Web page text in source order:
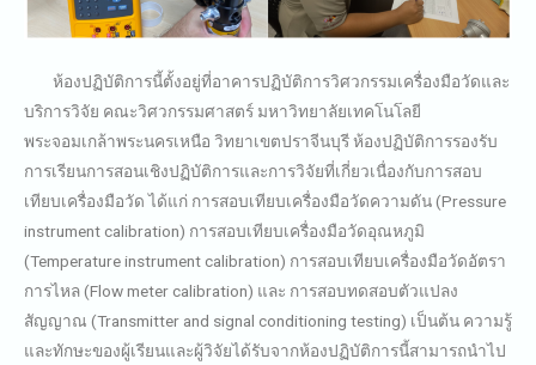
ห้องปฏิบัติการนี้ตั้งอยู่ที่อาคารปฏิบัติการวิศวกรรมเครื่องมือวัดและ
บริการวิจัย คณะวิศวกรรมศาสตร์ มหาวิทยาลัยเทคโนโลยี
พระจอมเกล้าพระนครเหนือ วิทยาเขตปราจีนบุรี ห้องปฏิบัติการรองรับ
การเรียนการสอนเชิงปฏิบัติการและการวิจัยที่เกี่ยวเนื่องกับการสอบ
เทียบเครื่องมือวัด ได้แก่ การสอบเทียบเครื่องมือวัดความดัน (Pressure
instrument calibration) การสอบเทียบเครื่องมือวัดอุณหภูมิ
(Temperature instrument calibration) การสอบเทียบเครื่องมือวัดอัตรา
การไหล (Flow meter calibration) และ การสอบทดสอบตัวแปลง
สัญญาณ (Transmitter and signal conditioning testing) เป็นต้น ความรู้
และทักษะของผู้เรียนและผู้วิจัยได้รับจากห้องปฏิบัติการนี้สามารถนำไป